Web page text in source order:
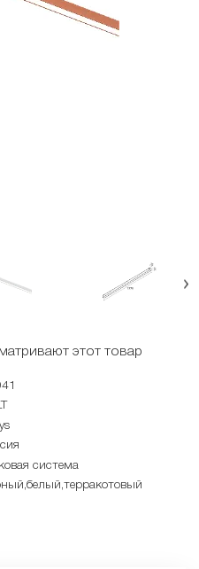
этот товар
система